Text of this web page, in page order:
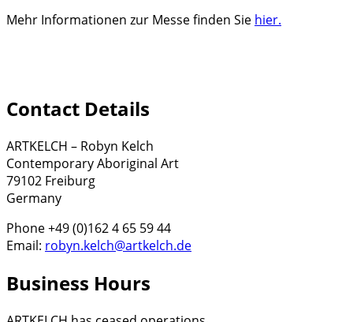
Mehr Informationen zur Messe finden Sie hier.
Contact Details
ARTKELCH – Robyn Kelch
Contemporary Aboriginal Art
79102 Freiburg
Germany
Phone +49 (0)162 4 65 59 44
Email: robyn.kelch@artkelch.de
Business Hours